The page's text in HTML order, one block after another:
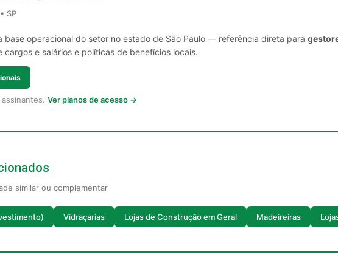
SP
base operacional do setor no estado de São Paulo — referência direta para
cargos e salários e políticas de benefícios locais.
Ver planos de acesso →
similar ou complementar
Vidraçarias Lojas de Construção em Geral Madeireiras